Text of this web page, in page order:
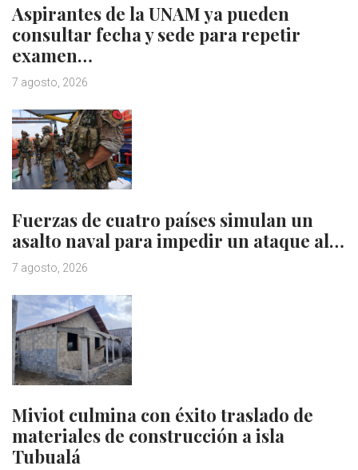
Aspirantes de la UNAM ya pueden
consultar fecha y sede para repetir
examen…
7 agosto, 2026
Fuerzas de cuatro países simulan un
asalto naval para impedir un ataque al…
7 agosto, 2026
Miviot culmina con éxito traslado de
materiales de construcción a isla
Tubualá